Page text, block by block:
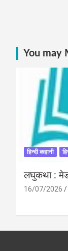
You may
हिन्दी कहानी
लघुकथा :
16/07/2026